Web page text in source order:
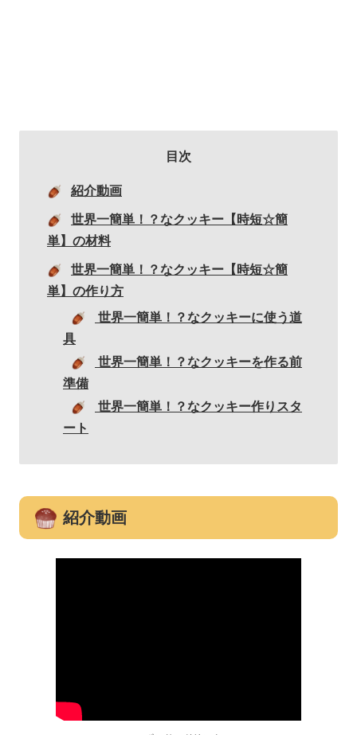
目次
紹介動画
世界一簡単！？なクッキー【時短☆簡
単】の材料
世界一簡単！？なクッキー【時短☆簡
単】の作り方
世界一簡単！？なクッキーに使う道
具
世界一簡単！？なクッキーを作る前
準備
世界一簡単！？なクッキー作りスタ
ート
紹介動画